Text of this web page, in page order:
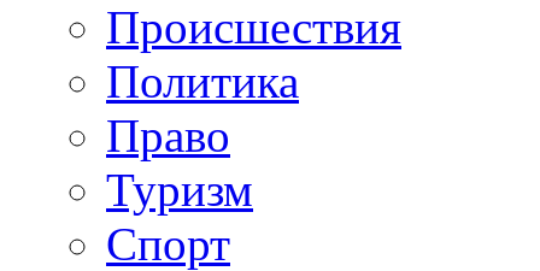
Происшествия
Политика
Право
Туризм
Спорт